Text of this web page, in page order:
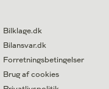
Bilklage.dk
Bilansvar.dk
Forretningsbetingelser
Brug af cookies